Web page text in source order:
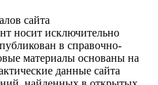
сайта
носит исключительно
в справочно-
материалы основаны на
данные сайта